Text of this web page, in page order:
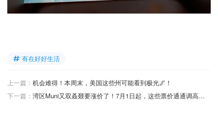
有在好好生活
上一篇： 机会难得！本周末，美国这些州可能看到极光🌌！
下一篇：
湾区Muni又双叒叕要涨价了！7月1日起，这些票价通通调高，巴士也将改线...